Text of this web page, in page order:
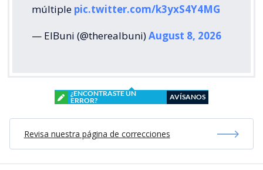
múltiple pic.twitter.com/k3yxS4Y4MG
— ElBuni (@therealbuni)August 8, 2026
¿ENCONTRASTE UN
ERROR?
AVÍSANOS
Revisa nuestra página de correcciones